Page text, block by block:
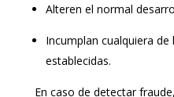
Alteren el normal
Incumplan cualquiera de
establecidas.
En caso de detectar